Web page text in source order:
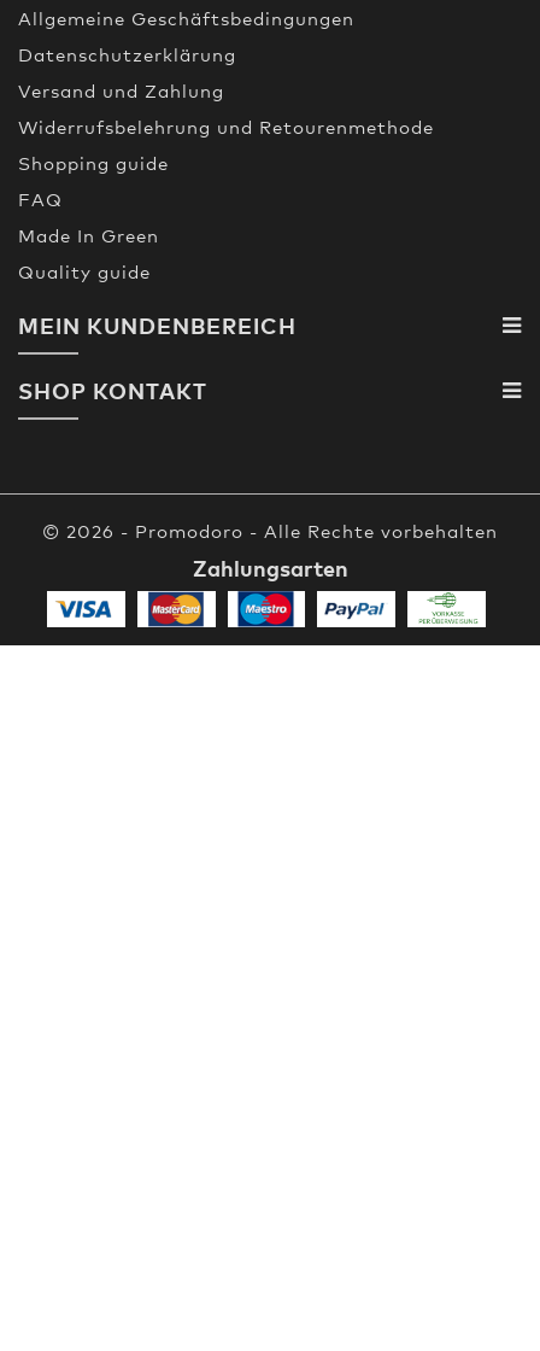
Allgemeine Geschäftsbedingungen
Datenschutzerklärung
Versand und Zahlung
Widerrufsbelehrung und Retourenmethode
Shopping guide
FAQ
Made In Green
Quality guide
MEIN KUNDENBEREICH
SHOP KONTAKT
© 2026 - Promodoro - Alle Rechte vorbehalten
Zahlungsarten